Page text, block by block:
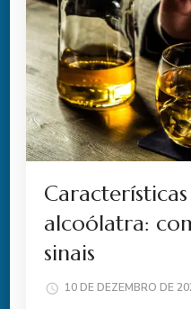
alcoólatra:
sinais
10 DE DEZEMBRO DE